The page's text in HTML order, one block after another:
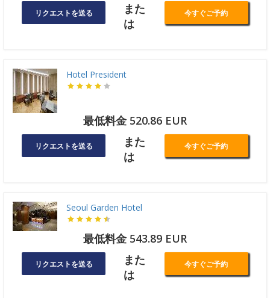
リクエストを送る
また
は
今すぐご予約
Hotel President
最低料金 520.86 EUR
リクエストを送る
また
は
今すぐご予約
Seoul Garden Hotel
最低料金 543.89 EUR
リクエストを送る
また
は
今すぐご予約